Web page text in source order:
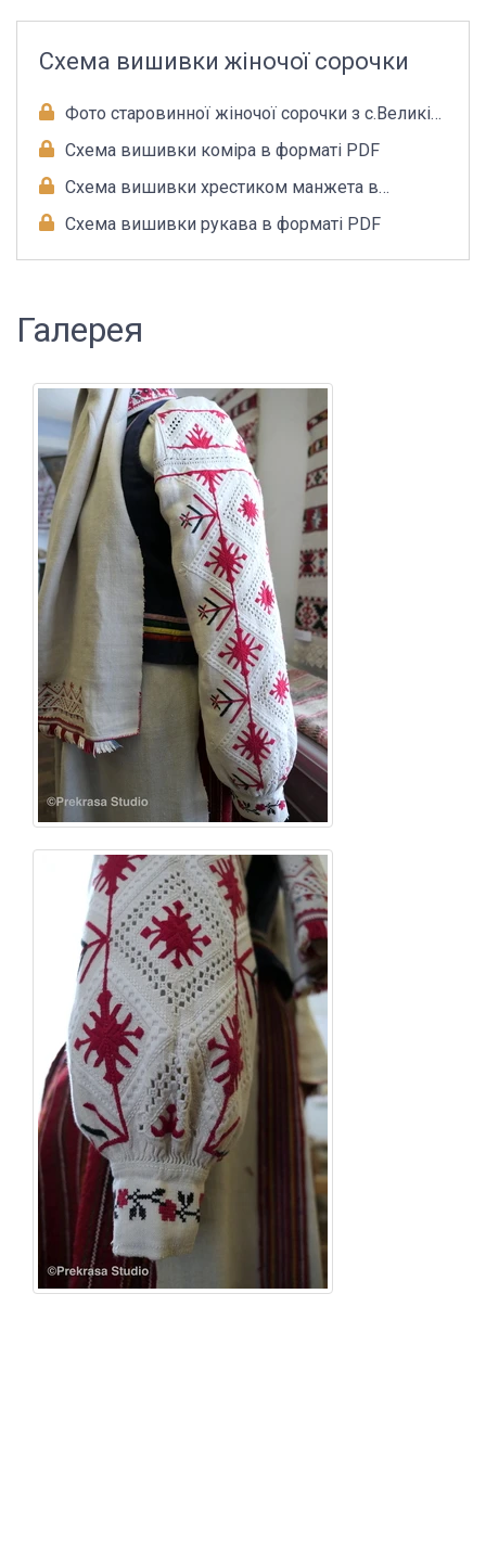
Схема вишивки жіночої сорочки
Фото старовинної жіночої сорочки з с.Великі
Цепцевичі
Схема вишивки коміра в форматі PDF
Схема вишивки хрестиком манжета в
форматі PDF
Схема вишивки рукава в форматі PDF
Галерея